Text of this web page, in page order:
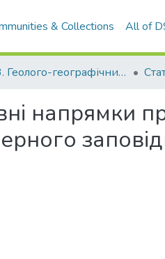
& Collections All of
03. Геолого-географічний факультет
напрямки